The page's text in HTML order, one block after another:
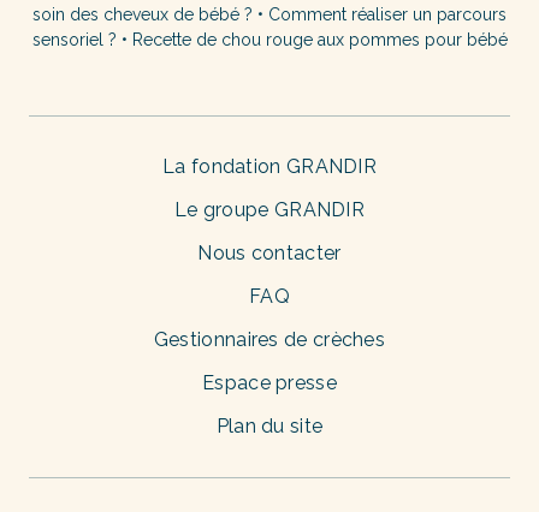
soin des cheveux de bébé ? • Comment réaliser un parcours
sensoriel ? • Recette de chou rouge aux pommes pour bébé
La fondation GRANDIR
Le groupe GRANDIR
Nous contacter
FAQ
Gestionnaires de crèches
Espace presse
Plan du site